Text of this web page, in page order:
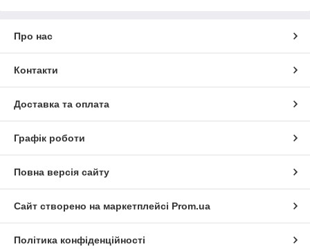
Про нас
Контакти
Доставка та оплата
Графік роботи
Повна версія сайту
Сайт створено на маркетплейсі Prom.ua
Політика конфіденційності